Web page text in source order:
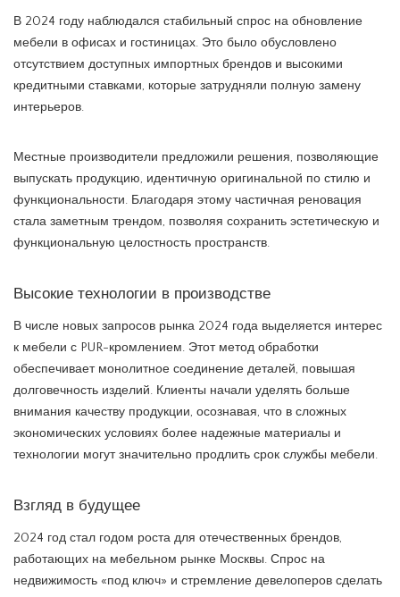
В 2024 году наблюдался стабильный спрос на обновление
мебели в офисах и гостиницах. Это было обусловлено
отсутствием доступных импортных брендов и высокими
кредитными ставками, которые затрудняли полную замену
интерьеров.
Местные производители предложили решения, позволяющие
выпускать продукцию, идентичную оригинальной по стилю и
функциональности. Благодаря этому частичная реновация
стала заметным трендом, позволяя сохранить эстетическую и
функциональную целостность пространств.
Высокие технологии в производстве
В числе новых запросов рынка 2024 года выделяется интерес
к мебели с PUR-кромлением. Этот метод обработки
обеспечивает монолитное соединение деталей, повышая
долговечность изделий. Клиенты начали уделять больше
внимания качеству продукции, осознавая, что в сложных
экономических условиях более надежные материалы и
технологии могут значительно продлить срок службы мебели.
Взгляд в будущее
2024 год стал годом роста для отечественных брендов,
работающих на мебельном рынке Москвы. Спрос на
недвижимость «под ключ» и стремление девелоперов сделать